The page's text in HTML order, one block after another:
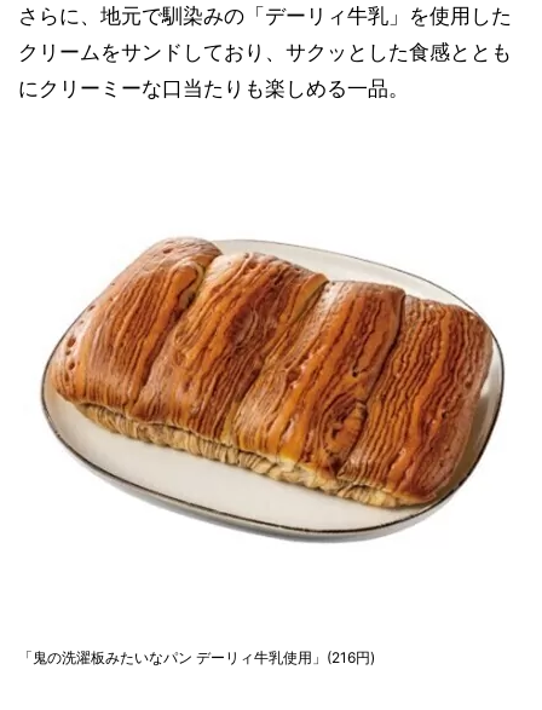
さらに、地元で馴染みの「デーリィ牛乳」を使用した
クリームをサンドしており、サクッとした食感ととも
にクリーミーな口当たりも楽しめる一品。
「鬼の洗濯板みたいなパン デーリィ牛乳使用」(216円)